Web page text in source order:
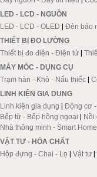
LED - LCD - NGUỒN
LED - LCD - OLED | Đèn báo
THIẾT BỊ ĐO LƯỜNG
Thiết bị đo điện - Điện tử |
MÁY MÓC - DỤNG CỤ
Trạm hàn - Khò - Nấu thiếc |
LINH KIỆN GIA DỤNG
Linh kiện gia dụng | Động cơ -
Bếp từ - Bếp hồng ngoại | Nồi
Nhà thông minh - Smart Home
VẬT TƯ - HÓA CHẤT
Hộp đựng - Chai - Lọ | Vật tư |